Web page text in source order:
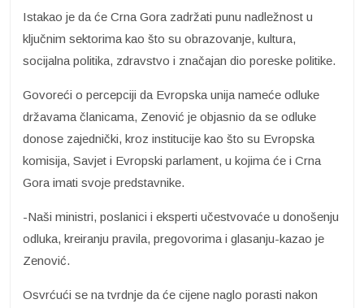
Istakao je da će Crna Gora zadržati punu nadležnost u
ključnim sektorima kao što su obrazovanje, kultura,
socijalna politika, zdravstvo i značajan dio poreske politike.
Govoreći o percepciji da Evropska unija nameće odluke
državama članicama, Zenović je objasnio da se odluke
donose zajednički, kroz institucije kao što su Evropska
komisija, Savjet i Evropski parlament, u kojima će i Crna
Gora imati svoje predstavnike.
-Naši ministri, poslanici i eksperti učestvovaće u donošenju
odluka, kreiranju pravila, pregovorima i glasanju-kazao je
Zenović.
Osvrćući se na tvrdnje da će cijene naglo porasti nakon